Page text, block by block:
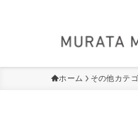
ホーム その他カテ